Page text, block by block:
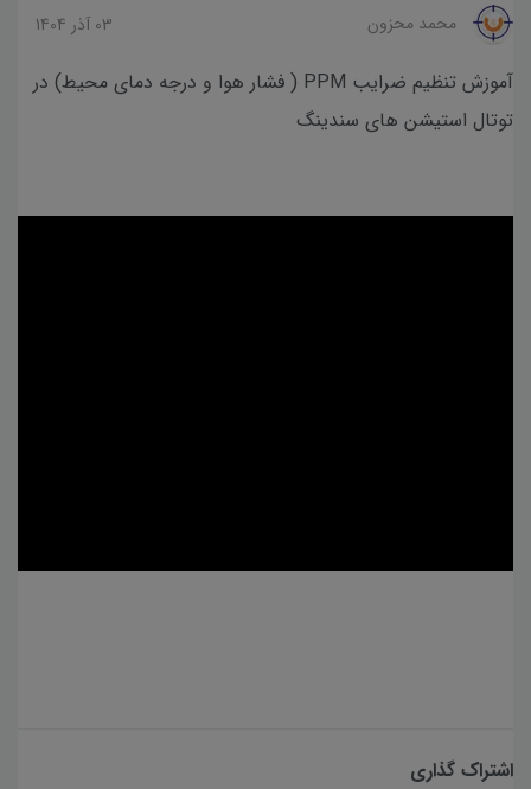
محمد محزون 03 آذر 1404
آموزش تنظیم ضرایب PPM ( فشار هوا و درجه دمای محیط) در
توتال استیشن های سندینگ
اشتراک گذاری